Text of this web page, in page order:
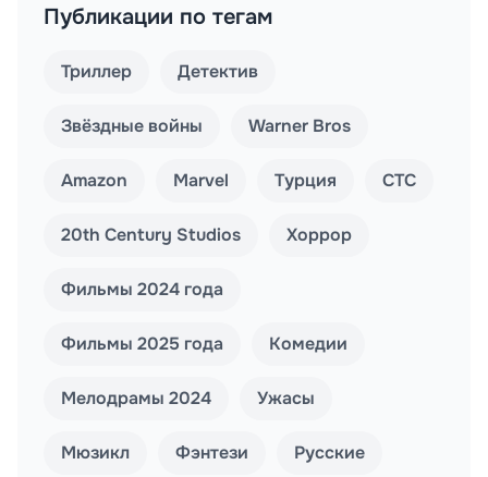
Публикации по тегам
Триллер Детектив
Звёздные войны Warner Bros
Amazon Marvel Турция СТС
20th Century Studios Хоррор
Фильмы 2024 года
Фильмы 2025 года Комедии
Мелодрамы 2024 Ужасы
Мюзикл Фэнтези Русские